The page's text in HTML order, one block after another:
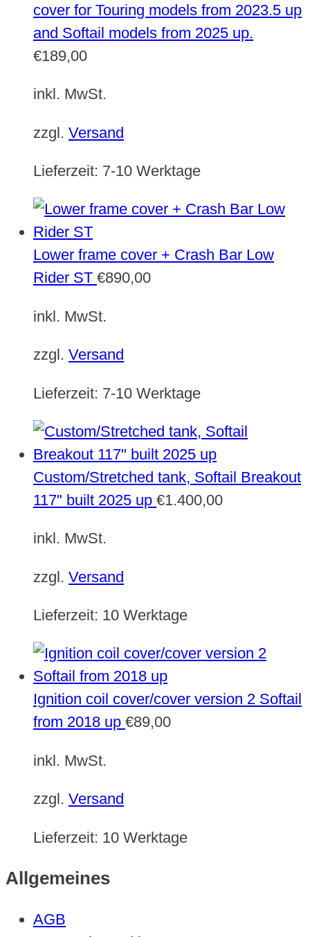
cover for Touring models from 2023.5 up
and Softail models from 2025 up.
€189,00
inkl. MwSt.
zzgl. Versand
Lieferzeit: 7-10 Werktage
Lower frame cover + Crash Bar Low
Rider ST €890,00
inkl. MwSt.
zzgl. Versand
Lieferzeit: 7-10 Werktage
Custom/Stretched tank, Softail Breakout
117" built 2025 up €1.400,00
inkl. MwSt.
zzgl. Versand
Lieferzeit: 10 Werktage
Ignition coil cover/cover version 2 Softail
from 2018 up €89,00
inkl. MwSt.
zzgl. Versand
Lieferzeit: 10 Werktage
Allgemeines
AGB